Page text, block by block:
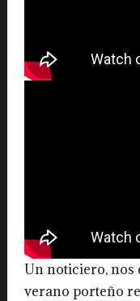
Un noticiero, nos
verano porteño